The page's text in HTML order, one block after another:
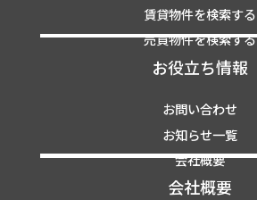
賃貸物件を検索する
売買物件を検索する
お役立ち情報
お問い合わせ
お知らせ一覧
会社概要
会社概要